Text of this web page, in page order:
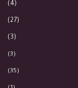
(4)
(27)
(3)
(3)
(35)